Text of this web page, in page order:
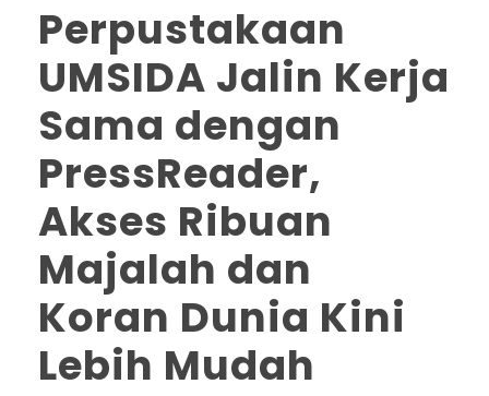
Perpustakaan
UMSIDA Jalin Kerja
Sama dengan
PressReader,
Akses Ribuan
Majalah dan
Koran Dunia Kini
Lebih Mudah